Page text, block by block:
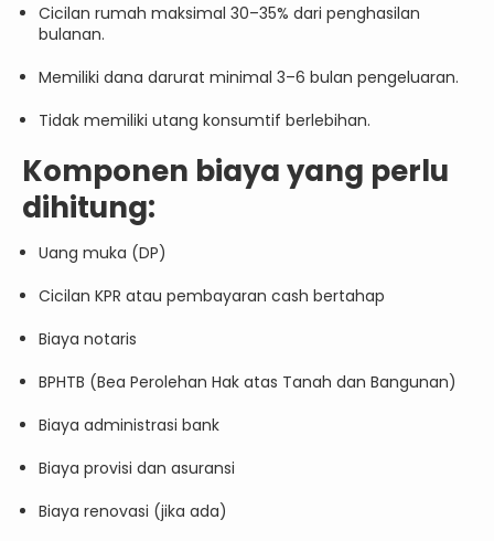
Cicilan rumah maksimal 30–35% dari penghasilan
bulanan.
Memiliki dana darurat minimal 3–6 bulan pengeluaran.
Tidak memiliki utang konsumtif berlebihan.
Komponen biaya yang perlu
dihitung:
Uang muka (DP)
Cicilan KPR atau pembayaran cash bertahap
Biaya notaris
BPHTB (Bea Perolehan Hak atas Tanah dan Bangunan)
Biaya administrasi bank
Biaya provisi dan asuransi
Biaya renovasi (jika ada)